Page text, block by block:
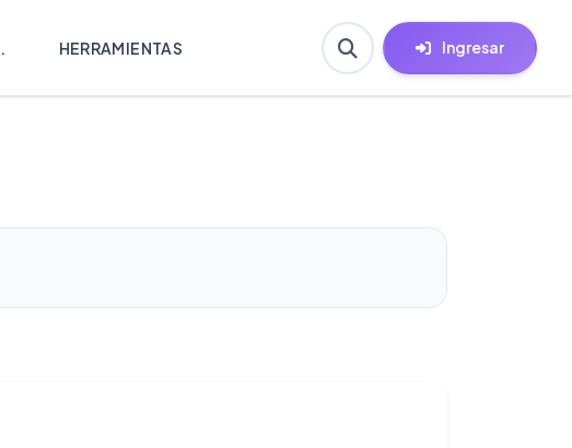
HERRAMIENTAS Ingresar